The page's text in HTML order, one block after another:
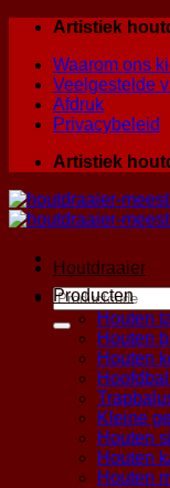
Skip
content
Artistiek
Waarom ons
Veelgestelde
Afdruk
Privacybeleid
Artistiek
Zoeken
naar:
Houtdraaier
Producten
Houten
Houten
Houten
Kleine
Houten
Houten
Houten